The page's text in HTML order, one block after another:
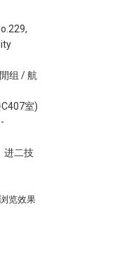
组 / 航
室)
进二技
览效果